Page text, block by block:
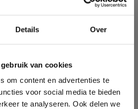
Details Over
van cookies
om content en advertenties te
voor social media te bieden
te analyseren. Ook delen we